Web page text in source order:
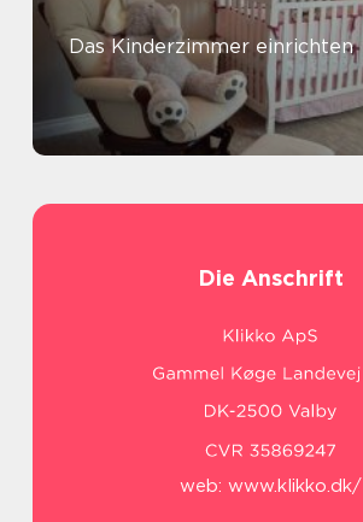
Das Kinderzimmer einrichten
Die Anschrift
web: www.klikko.dk/